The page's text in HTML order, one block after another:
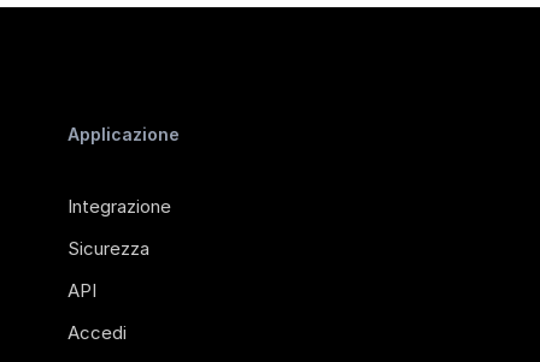
Applicazione
Integrazione
Sicurezza
API
Accedi